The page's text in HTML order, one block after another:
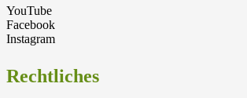
YouTube
Facebook
Instagram
Rechtliches